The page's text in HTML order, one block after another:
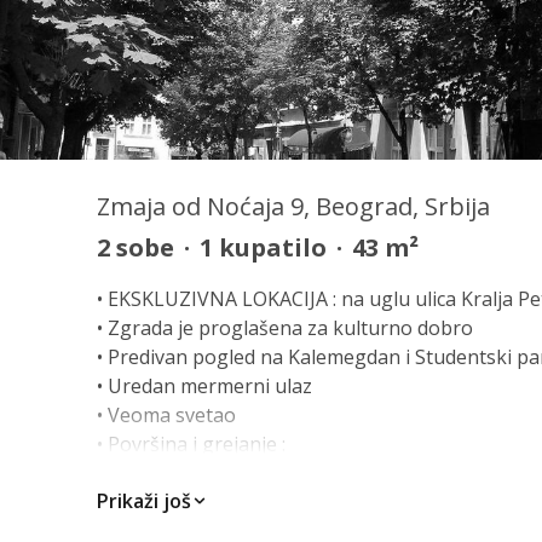
Zmaja od Noćaja 9, Beograd, Srbija
2sobe · 1 kupatilo · 43 m²
• EKSKLUZIVNA LOKACIJA : na uglu ulica Kralja
• Zgrada je proglašena za kulturno dobro
• Predivan pogled na Kalemegdan i Studentski
• Uredan mermerni ulaz
• Veoma svetao
• Površina i grejanje :
stambena 23 m2 + lođa 14 m2. Grejanje 4 sprat
Prikaži još